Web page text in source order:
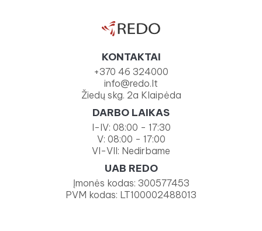
KONTAKTAI
+370 46 324000
info@redo.lt
Žiedų skg. 2a Klaipėda
DARBO LAIKAS
I-IV: 08:00 - 17:30
V: 08:00 - 17:00
VI-VII: Nedirbame
UAB REDO
Įmonės kodas: 300577453
PVM kodas: LT100002488013